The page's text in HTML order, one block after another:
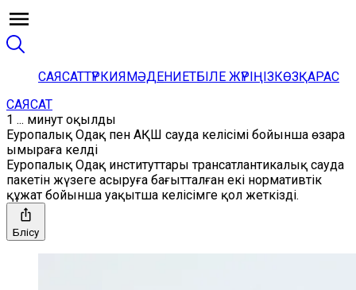
САЯСАТТҮРКИЯМӘДЕНИЕТБІЛЕ ЖҮРІҢІЗКӨЗҚАРАС
САЯСАТ
1 ... минут оқылды
Еуропалық Одақ пен АҚШ сауда келісімі бойынша өзара
ымыраға келді
Еуропалық Одақ институттары трансатлантикалық сауда
пакетін жүзеге асыруға бағытталған екі нормативтік
құжат бойынша уақытша келісімге қол жеткізді.
Бөлісу